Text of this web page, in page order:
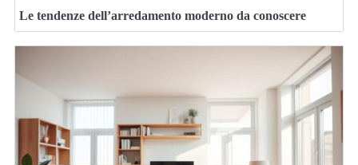
Le tendenze dell’arredamento moderno da conoscere